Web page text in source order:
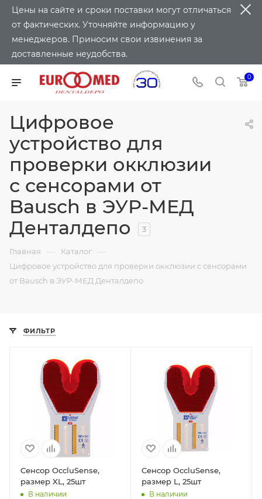
Цены на сайте и сроки поставки могут отличаться
от фактических. Уточняйте информацию у
менеджеров. Приносим свои извинения за
доставленные неудобства.
0
Цифровое
устройство для
проверки окклюзии
с сенсорами от
Bausch в ЭУР-МЕД
Денталдепо
3
Главная — Каталог —
Цифровое устройство для проверки окклюзии с сенсорами
от Bausch в ЭУР-МЕД Денталдепо
ФИЛЬТР
Cенсор OccluSense,
размер XL, 25шт
В наличии
Cенсор OccluSense,
размер L, 25шт
В наличии